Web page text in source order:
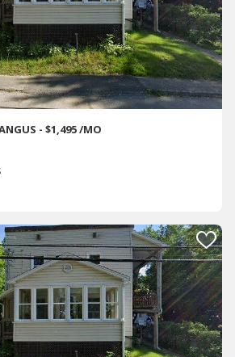
- $1,495 /MO